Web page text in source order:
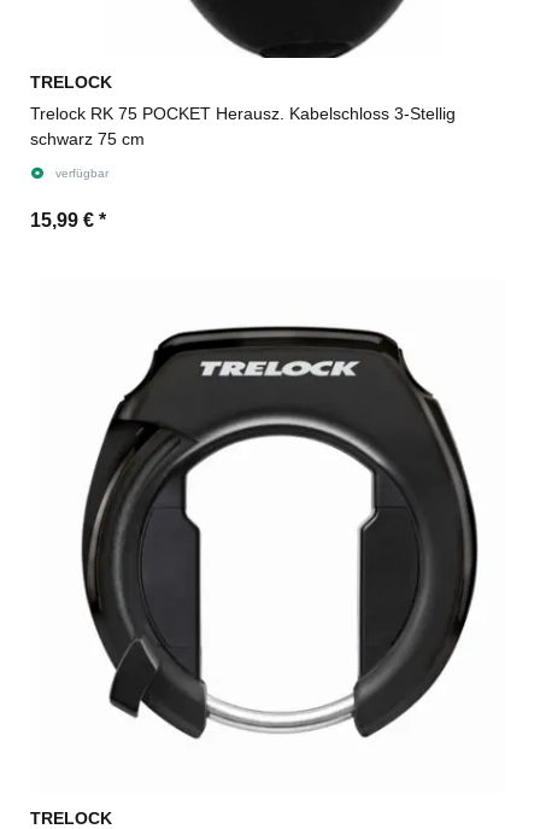
TRELOCK
Trelock RK 75 POCKET Herausz. Kabelschloss 3-Stellig
schwarz 75 cm
verfügbar
15,99 € *
TRELOCK